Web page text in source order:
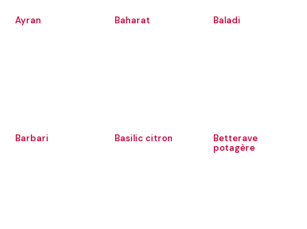
Ayran Baharat Baladi
Barbari Basilic citron
Betterave
potagère